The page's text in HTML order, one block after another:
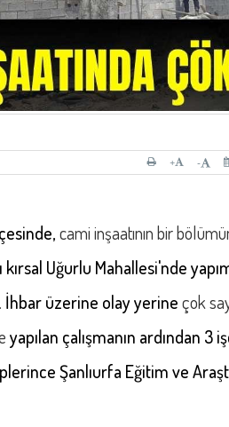
-
+
cami inşaatının bir
kırsal Uğurlu Mahallesi'nde
İhbar üzerine olay yerineçok
yapılan çalışmanın ardından 3
Şanlıurfa Eğitim ve